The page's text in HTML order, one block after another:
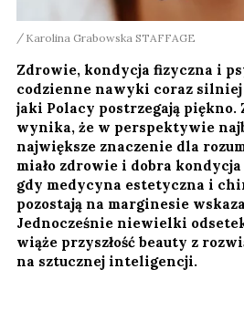
Karolina Grabowska STAFFAGE
Zdrowie, kondycja fizyczna i
codzienne nawyki coraz silniej
jaki Polacy postrzegają piękno.
wynika, że w perspektywie
największe znaczenie dla
miało zdrowie i dobra
gdy medycyna estetyczna i
pozostają na marginesie
Jednocześnie niewielki
wiąże przyszłość beauty z
na sztucznej inteligencji.